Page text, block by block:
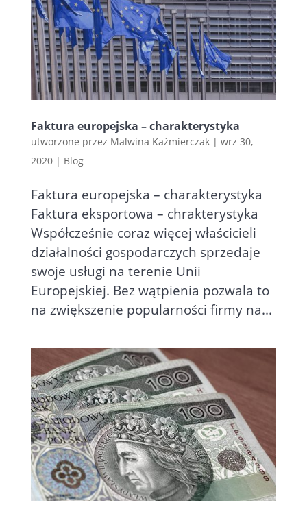
Faktura europejska – charakterystyka
utworzone przez Malwina Kaźmierczak| wrz 30,
2020| Blog
Faktura europejska – charakterystyka
Faktura eksportowa – chrakterystyka
Współcześnie coraz więcej właścicieli
działalności gospodarczych sprzedaje
swoje usługi na terenie Unii
Europejskiej. Bez wątpienia pozwala to
na zwiększenie popularności firmy na...